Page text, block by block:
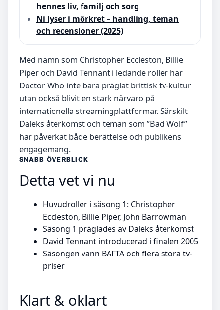
hennes liv, familj och sorg
Ni lyser i mörkret – handling, teman
och recensioner (2025)
Med namn som Christopher Eccleston, Billie
Piper och David Tennant i ledande roller har
Doctor Who inte bara präglat brittisk tv-kultur
utan också blivit en stark närvaro på
internationella streamingplattformar. Särskilt
Daleks återkomst och teman som ”Bad Wolf”
har påverkat både berättelse och publikens
engagemang.
SNABB ÖVERBLICK
Detta vet vi nu
Huvudroller i säsong 1: Christopher
Eccleston, Billie Piper, John Barrowman
Säsong 1 präglades av Daleks återkomst
David Tennant introducerad i finalen 2005
Säsongen vann BAFTA och flera stora tv-
priser
Klart & oklart